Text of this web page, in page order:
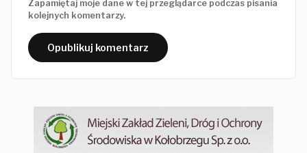
Zapamiętaj moje dane w tej przeglądarce podczas pisania
kolejnych komentarzy.